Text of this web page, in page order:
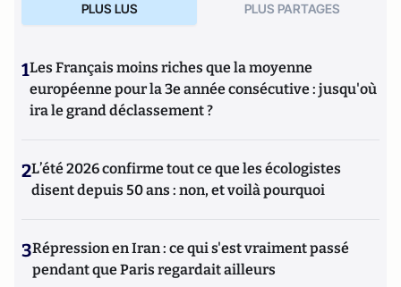
PLUS LUS PLUS PARTAGES
1Les Français moins riches que la moyenne
européenne pour la 3e année consécutive : jusqu'où
ira le grand déclassement ?
2L’été 2026 confirme tout ce que les écologistes
disent depuis 50 ans : non, et voilà pourquoi
3Répression en Iran : ce qui s'est vraiment passé
pendant que Paris regardait ailleurs